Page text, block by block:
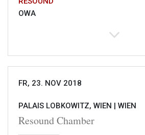
OWA
FR, 23. NOV 2018
PALAIS LOBKOWITZ, WIEN | WIEN
Resound Chamber